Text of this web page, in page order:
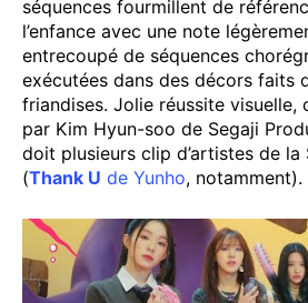
séquences fourmillent de
l’enfance avec une note
entrecoupé de séquences
exécutées dans des décors faits
friandises. Jolie réussite visuelle,
par Kim Hyun-soo de Segaji
doit plusieurs clip d’artistes de la
(Thank U de Yunho, notamment).